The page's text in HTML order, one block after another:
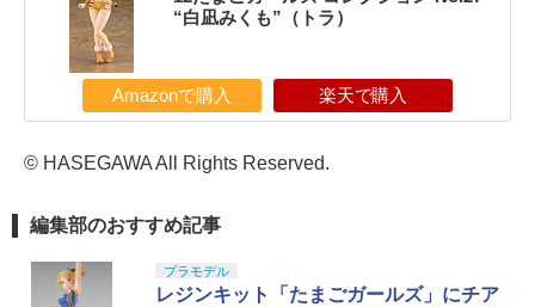
“白凪みくも”（トラ）
Amazonで購入 楽天で購入
© HASEGAWA All Rights Reserved.
編集部のおすすめ記事
プラモデル
レジンキット「たまごガールズ」にチア